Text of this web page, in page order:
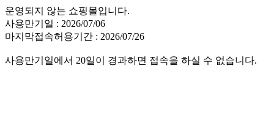
운영되지 않는 쇼핑몰입니다.
사용만기일 : 2026/07/06
마지막접속허용기간 : 2026/07/26
사용만기일에서 20일이 경과하면 접속을 하실 수 없습니다.